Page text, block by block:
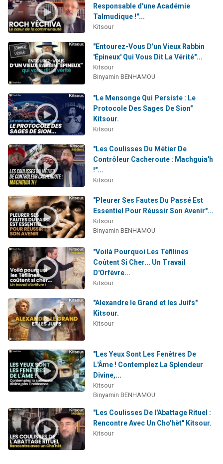
Responsable d'une Académie
Talmudique !"...
Kitsour
"Entourez-Vous D'un Vieux Rabbin
'Épineux' Qui Vous Dit La Vérité"...
Kitsour
Binyamin BENHAMOU
"Le Mensonge Qui Persiste : Le
Protocole Des Sages De Sion"
Kitsour.
Kitsour
"Les Coulisses Du Métier De
Contrôleur Cacheroute : Machguia'h
!"...
Kitsour
"Pleurer Ses Fautes Du Passé Est
Essentiel Pour Réussir Son Avenir"...
Kitsour
Binyamin BENHAMOU
"Voilà Pourquoi Les Téfilines
Coûtent Si Cher... Un Travail
D'Orfèvre...
Kitsour
"Alexandre le Grand et les Juifs"
Kitsour.
Kitsour
"Les Yeux Sont Les Fenêtres De
L'Âme ! Contemplez La Splendeur
Divine,...
Kitsour
Binyamin BENHAMOU
"Les Coulisses De l'Abattage Rituel :
Rencontre Avec Un Cho'hèt" Kitsour.
Kitsour